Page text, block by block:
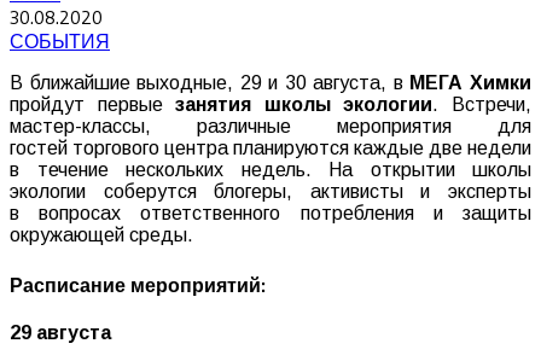
30.08.2020
СОБЫТИЯ
В ближайшие выходные, 29 и 30 августа, в МЕГА Химки
пройдут первыезанятия школы экологии. Встречи,
мастер-классы, различные мероприятия для
гостей торгового центра планируются каждые две недели
в течение нескольких недель. На открытии школы
экологии соберутся блогеры, активисты и эксперты
в вопросах ответственного потребления и защиты
окружающей среды.
Расписание мероприятий:
29 августа